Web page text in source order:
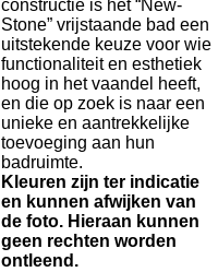
constructie is het “New-
Stone” vrijstaande bad een
uitstekende keuze voor wie
functionaliteit en esthetiek
hoog in het vaandel heeft,
en die op zoek is naar een
unieke en aantrekkelijke
toevoeging aan hun
badruimte.
Kleuren zijn ter indicatie
en kunnen afwijken van
de foto. Hieraan kunnen
geen rechten worden
ontleend.